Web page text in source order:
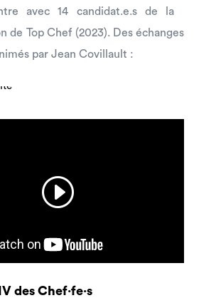
avec 14 candidat.e.s de la
de Top Chef (2023). Des échanges
par Jean Covillault :
des Chef·fe·s